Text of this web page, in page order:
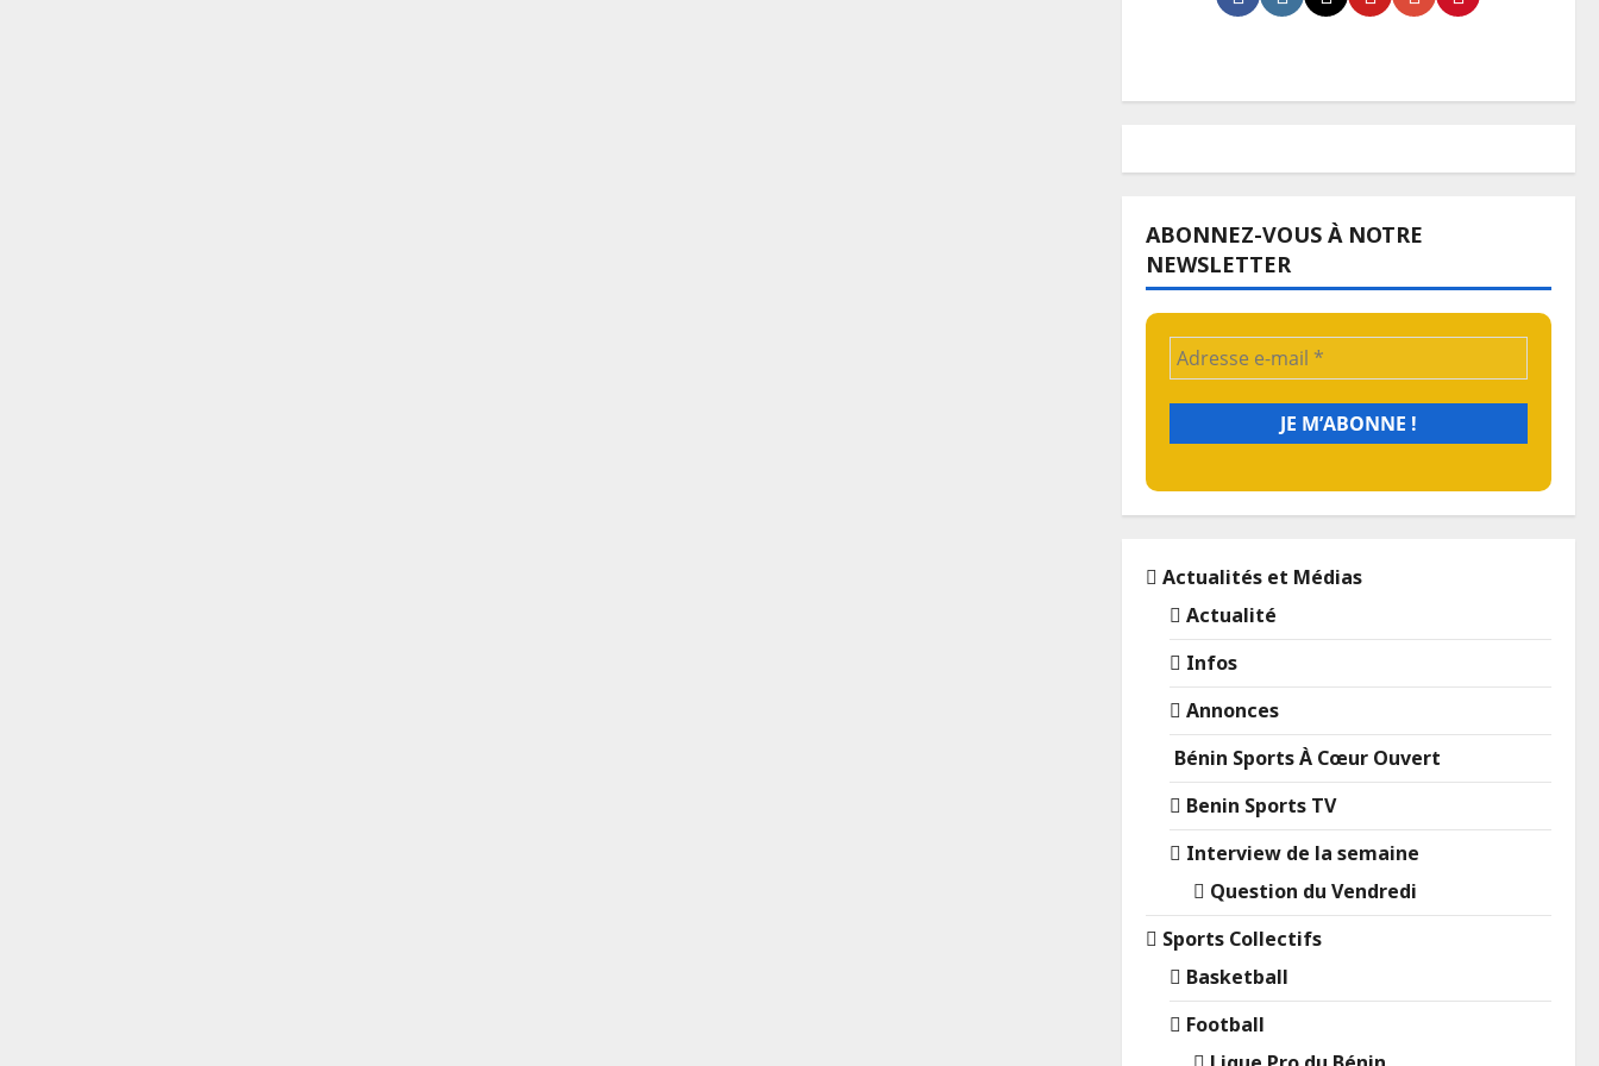
ABONNEZ-VOUS À NOTRE
NEWSLETTER
Actualités et Médias
Actualité
Infos
Annonces
Bénin Sports À Cœur Ouvert
Benin Sports TV
Interview de la semaine
Question du Vendredi
Sports Collectifs
Basketball
Football